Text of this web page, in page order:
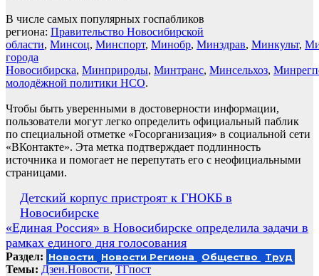
В числе самых популярных госпабликов
региона: Правительство Новосибирской
области, Минсоц, Минспорт, Минобр, Минздрав, Минкульт,
города
Новосибирска, Минприроды, Минтранс, Минсельхоз,
молодёжной политики НСО.
Чтобы быть уверенными в достоверности информации,
пользователи могут легко определить официальный паблик
по специальной отметке «Госорганизация» в социальной сети
«ВКонтакте». Эта метка подтверждает подлинность
источника и помогает не перепутать его с неофициальными
страницами.
Навигация
по
записям
Детский корпус пристроят к ГНОКБ в
Новосибирске
«Единая Россия» в Новосибирске определила задачи в
рамках единого дня голосования
Раздел: Новости Новости Региона Общество Труд
Темы: Дзен.Новости, ТГпост